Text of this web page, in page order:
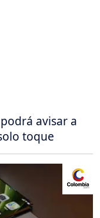
avisar a
toque